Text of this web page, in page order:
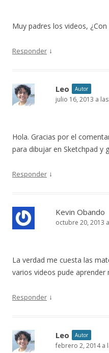
Muy padres los videos,
Responder ↓
Leo Autor
julio 16, 2013 a
Hola. Gracias por el
para dibujar en Sketchpad y
Responder ↓
Kevin Obando
octubre 20, 2013
La verdad me cuesta las
varios videos pude aprender
Responder ↓
Leo Autor
febrero 2, 2014 a